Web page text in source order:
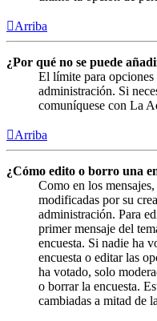
Arriba
¿Por qué no se puede
El límite para opciones
administración. Si
comuníquese con La
Arriba
¿Cómo edito o borro una
Como en los
modificadas por su
administración. Para
primer mensaje del
encuesta. Si nadie ha
encuesta o editar las
ha votado, solo
o borrar la encuesta.
cambiadas a mitad de